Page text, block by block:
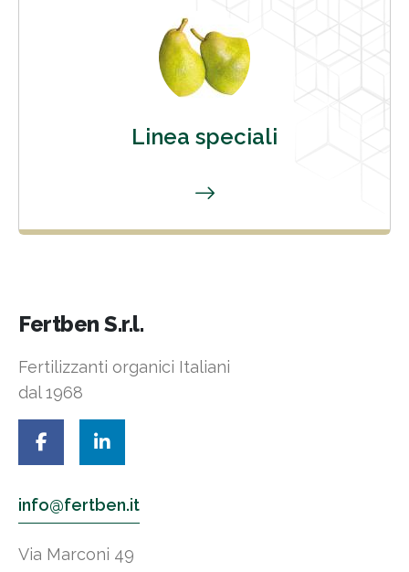
Linea speciali
Fertben S.r.l.
Fertilizzanti organici Italiani
dal 1968
info@fertben.it
Via Marconi 49